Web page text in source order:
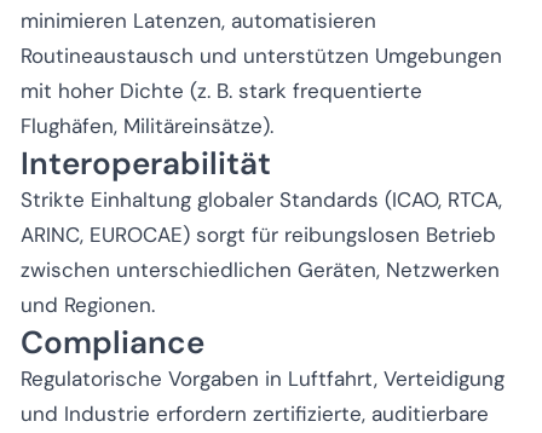
minimieren Latenzen, automatisieren
Routineaustausch und unterstützen Umgebungen
mit hoher Dichte (z. B. stark frequentierte
Flughäfen, Militäreinsätze).
Interoperabilität
Strikte Einhaltung globaler Standards (ICAO, RTCA,
ARINC, EUROCAE) sorgt für reibungslosen Betrieb
zwischen unterschiedlichen Geräten, Netzwerken
und Regionen.
Compliance
Regulatorische Vorgaben in Luftfahrt, Verteidigung
und Industrie erfordern zertifizierte, auditierbare